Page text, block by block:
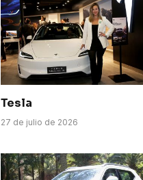
Tesla
27 de julio de 2026